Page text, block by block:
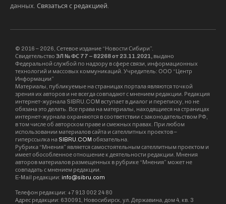
данных. Связаться с редакцией.
© 2016 – 2026, Сетевое издание “Новости Сибири”.
Свидетельство ЭЛ № ФС 77 – 82268 от 23.11.2021, выдано
Федеральной службой по надзору в сфере связи, информационных
технологий и массовых коммуникаций. Учредитель: ООО “Центр
Информации”
Материалы, публикуемые на страницах портала являются точкой
зрения их авторов и не всегда совпадают с мнением редакции. Редакция
интернет-журнала SIBRU.COM вступает в диалог и переписку, но не
обязана это делать. Все права на материалы, находящиеся на страницах
интернет-журнала охраняются в соответствии с законодательством РФ,
в том числе об авторском праве и смежных правах. При любом
использовании материалов сайта и сателлитных проектов –
гиперссылка на SIBRU.COM обязательна.
Рубрика “Мнения” является самостоятельным сателлитным проектом и
имеет обособленное отношение к деятельности редакции. Мнения
авторов материалов размещенных в рубрике “Мнения” может не
совпадать с мнением редакции.
E-Mail редакции: info@sibru.com
Телефон редакции: +7 913 002 24 80
Адрес редакции: 630091, Новосибирск, ул. Державина, дом 4, кв. 3